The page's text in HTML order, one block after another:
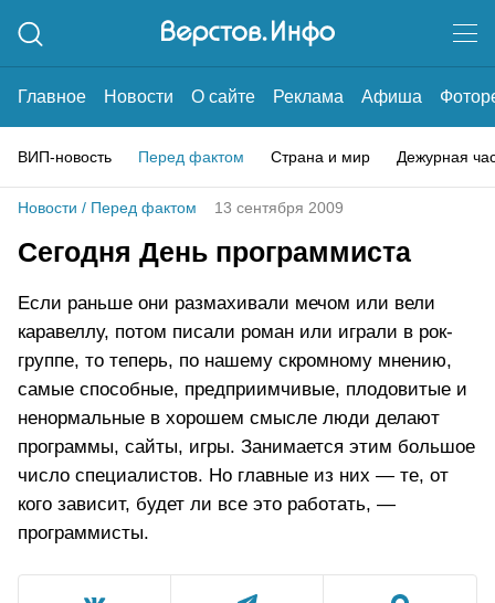
Главное Новости О сайте Реклама Афиша
ВИП-новость Перед фактом Страна и мир Дежурная
Новости / Перед фактом 13 сентября 2009
Сегодня День программиста
Если раньше они размахивали мечом или вели
каравеллу, потом писали роман или играли в рок-
группе, то теперь, по нашему скромному мнению,
самые способные, предприимчивые, плодовитые и
ненормальные в хорошем смысле люди делают
программы, сайты, игры. Занимается этим большое
число специалистов. Но главные из них — те, от
кого зависит, будет ли все это работать, —
программисты.